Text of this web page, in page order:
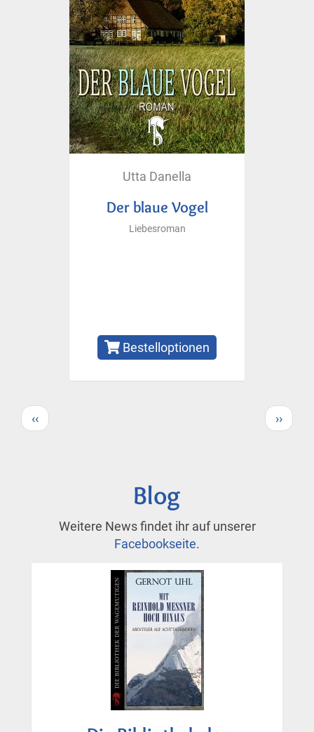
Utta Danella
Der blaue Vogel
Liebesroman
Bestelloptionen
Seitennummerierung
Vorherige
Seite
‹‹
Seite
››
Blog
Weitere News findet ihr auf unserer
Facebookseite.